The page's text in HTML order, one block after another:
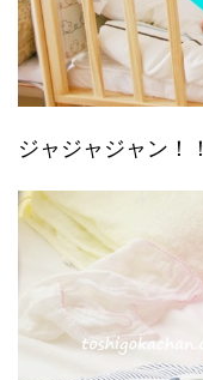
ジャジャジャン！！